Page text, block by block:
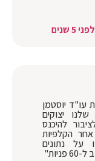
לפני 5 שנים
עו"ד יוסטמן
יצוקים
להיכנס
הקלפיות
על נתונים